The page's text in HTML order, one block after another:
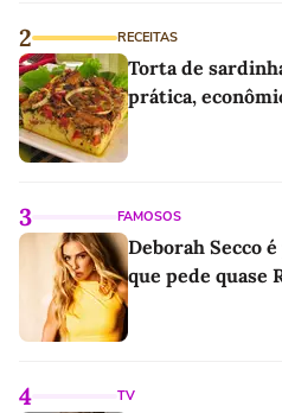
2 RECEITAS
Torta de
prática,
3 FAMOSOS
Deborah Secco
que pede quase
4 TV